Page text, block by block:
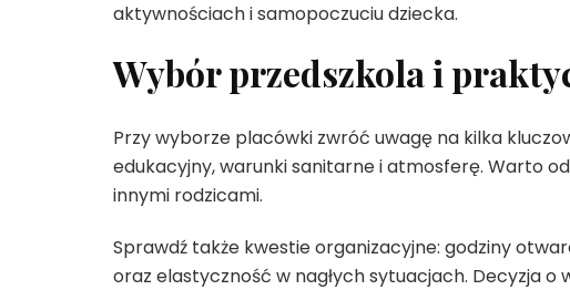
aktywnościach i samopoczuciu dziecka.
Wybór przedszkola i
Przy wyborze placówki zwróć uwagę na kilka
edukacyjny, warunki sanitarne i atmosferę. Warto
innymi rodzicami.
Sprawdź także kwestie organizacyjne: godziny
oraz elastyczność w nagłych sytuacjach. Decyzja